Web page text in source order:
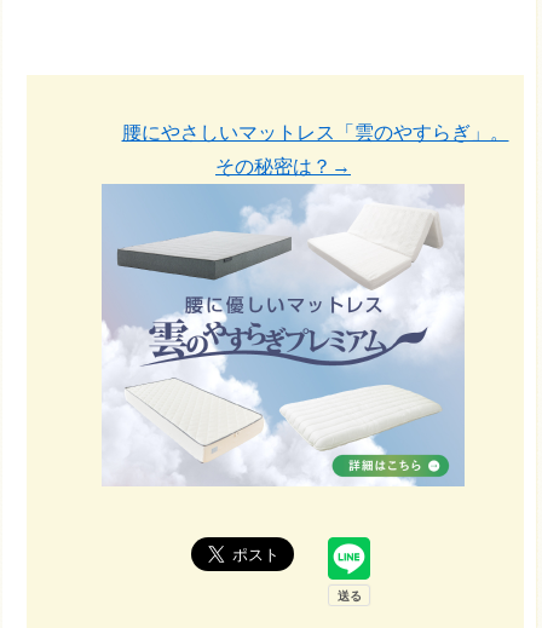
腰にやさしいマットレス「雲のやすらぎ」。
その秘密は？→